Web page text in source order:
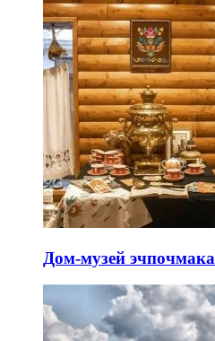
Дом-музей эчпочмака